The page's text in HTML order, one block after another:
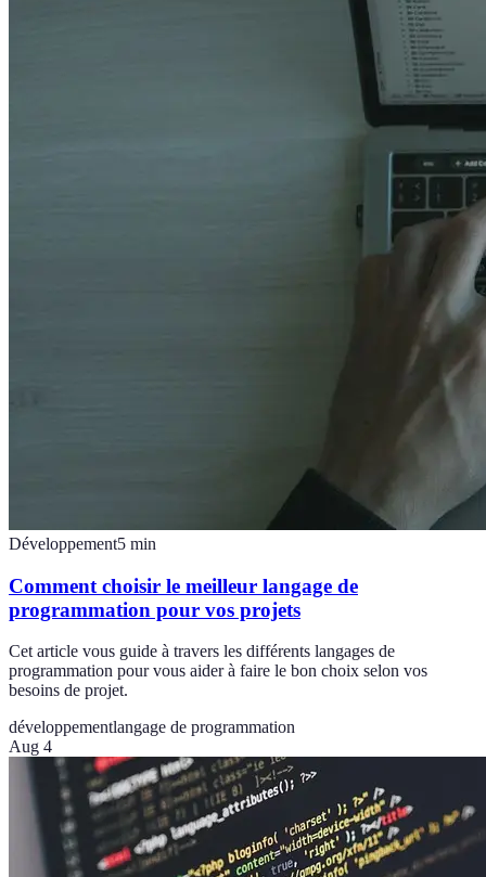
Développement5 min
Comment choisir le meilleur langage de
programmation pour vos projets
Cet article vous guide à travers les différents langages de
programmation pour vous aider à faire le bon choix selon vos
besoins de projet.
développementlangage de programmation
Aug 4